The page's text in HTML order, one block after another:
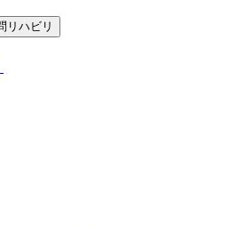
リハビリ